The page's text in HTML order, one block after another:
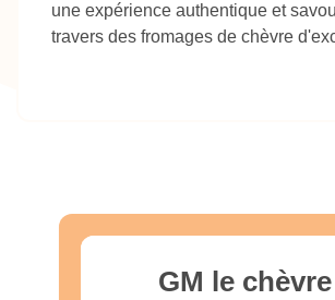
une expérience authentique et
travers des fromages de chèvre
GM le chèvre